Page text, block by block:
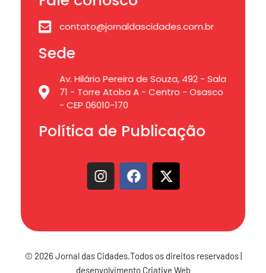
contato@jornaldascidades.com.br
Sede
Av. Hilário Pereira de Souza, 492 - Sala
71 - Torre Atoba A - Centro - Osasco
- CEP 06010-170
Política de Publicação
© 2026 Jornal das Cidades.Todos os direitos reservados |
desenvolvimento Criative Web